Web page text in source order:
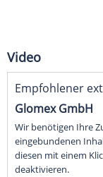
Video
Empfohlener
Glomex GmbH
Wir benötigen Ihre
eingebundenen
diesen mit einem
deaktivieren.